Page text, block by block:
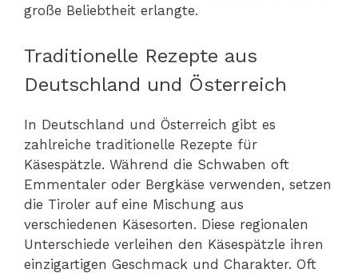
große Beliebtheit erlangte.
Traditionelle Rezepte aus
Deutschland und Österreich
In Deutschland und Österreich gibt es
zahlreiche traditionelle Rezepte für
Käsespätzle. Während die Schwaben oft
Emmentaler oder Bergkäse verwenden, setzen
die Tiroler auf eine Mischung aus
verschiedenen Käsesorten. Diese regionalen
Unterschiede verleihen den Käsespätzle ihren
einzigartigen Geschmack und Charakter. Oft